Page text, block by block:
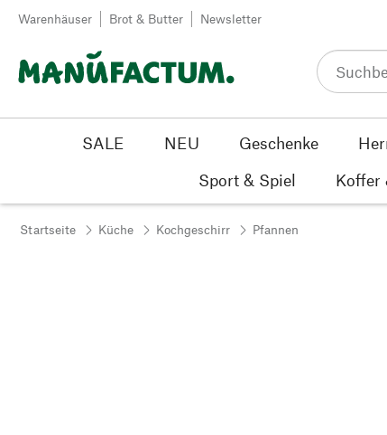
Zum Inhalt springen
Warenhäuser Brot & Butter Newsletter
SALE NEU Geschenke
Sport & Spiel
Koffer
Startseite Küche Kochgeschirr Pfannen